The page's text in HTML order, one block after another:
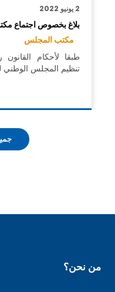
2 يونيو 2022
بلاغ بخصوص اجتماع
مكتب المجلس
تنظيم المجلس الوطني
من نحن؟